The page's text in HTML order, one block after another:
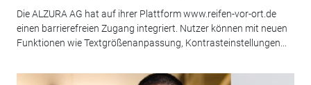
Die ALZURA AG hat auf ihrer Plattform www.reifen-vor-ort.de
einen barrierefreien Zugang integriert. Nutzer können mit neuen
Funktionen wie Textgrößenanpassung, Kontrasteinstellungen...